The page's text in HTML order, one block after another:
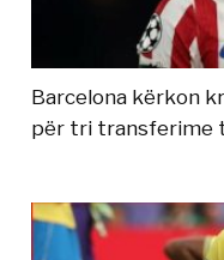
Barcelona kërkon
për tri transferime